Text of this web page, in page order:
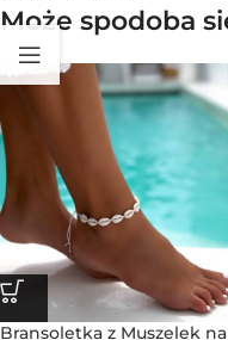
Może spodoba
Bransoletka z Muszelek na